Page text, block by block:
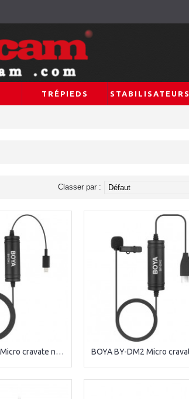
TRÉPIEDS STABILISATEURS
Classer par :
BOYA BY-DM1 Micro cravate numérique omnidirectionnel avec connecteur Lightning